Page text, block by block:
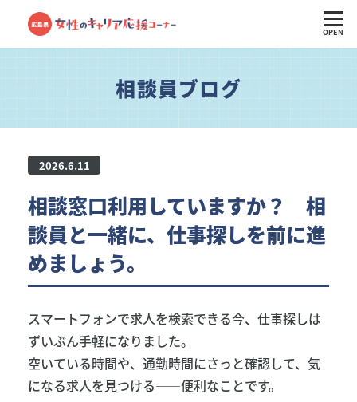
OPEN
相談員ブログ
2026.6.11
相談窓口利用していますか？ 相
談員と一緒に、仕事探しを前に進
めましょう。
スマートフォンで求人を検索できる今、仕事探しは
ずいぶん手軽になりました。
空いている時間や、通勤時間にさっと確認して、気
になる求人を見つける——便利なことです。